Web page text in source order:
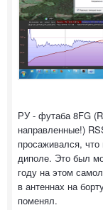
РУ - футаба 8FG
направленные!)
просаживался,
диполе. Это был
году на этом
в антеннах на
поменял.